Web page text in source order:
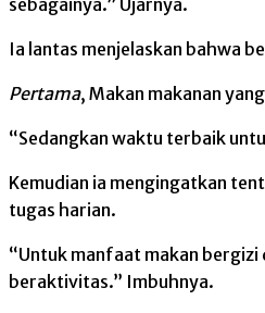
Ia lantas menjelaskan bahwa
Pertama, Makan makanan
“Sedangkan waktu terbaik
Kemudian ia mengingatkan
tugas harian.
“Untuk manfaat makan
beraktivitas.” Imbuhnya.